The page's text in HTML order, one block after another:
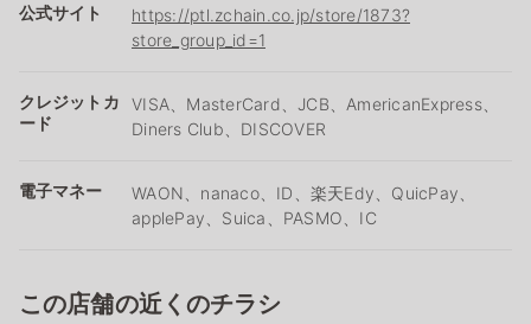
公式サイト
https://ptl.zchain.co.jp/store/1873?
store_group_id=1
クレジットカ
ード
VISA、MasterCard、JCB、AmericanExpress、
Diners Club、DISCOVER
電子マネー
WAON、nanaco、ID、楽天Edy、QuicPay、
applePay、Suica、PASMO、IC
この店舗の近くのチラシ